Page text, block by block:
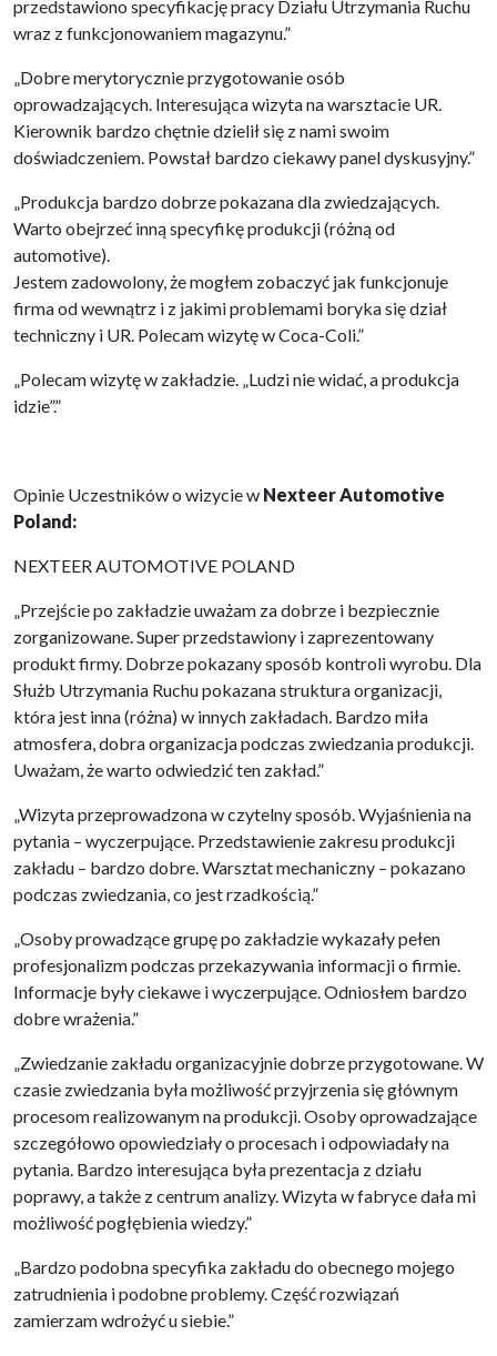
przedstawiono specyfikację pracy Działu Utrzymania Ruchu
wraz z funkcjonowaniem magazynu.”
„Dobre merytorycznie przygotowanie osób
oprowadzających. Interesująca wizyta na warsztacie UR.
Kierownik bardzo chętnie dzielił się z nami swoim
doświadczeniem. Powstał bardzo ciekawy panel dyskusyjny.”
„Produkcja bardzo dobrze pokazana dla zwiedzających.
Warto obejrzeć inną specyfikę produkcji (różną od
automotive).
Jestem zadowolony, że mogłem zobaczyć jak funkcjonuje
firma od wewnątrz i z jakimi problemami boryka się dział
techniczny i UR. Polecam wizytę w Coca-Coli.”
„Polecam wizytę w zakładzie. „Ludzi nie widać, a produkcja
idzie”.”
Opinie Uczestników o wizycie w Nexteer Automotive
Poland:
NEXTEER AUTOMOTIVE POLAND
„Przejście po zakładzie uważam za dobrze i bezpiecznie
zorganizowane. Super przedstawiony i zaprezentowany
produkt firmy. Dobrze pokazany sposób kontroli wyrobu. Dla
Służb Utrzymania Ruchu pokazana struktura organizacji,
która jest inna (różna) w innych zakładach. Bardzo miła
atmosfera, dobra organizacja podczas zwiedzania produkcji.
Uważam, że warto odwiedzić ten zakład.”
„Wizyta przeprowadzona w czytelny sposób. Wyjaśnienia na
pytania – wyczerpujące. Przedstawienie zakresu produkcji
zakładu – bardzo dobre. Warsztat mechaniczny – pokazano
podczas zwiedzania, co jest rzadkością.”
„Osoby prowadzące grupę po zakładzie wykazały pełen
profesjonalizm podczas przekazywania informacji o firmie.
Informacje były ciekawe i wyczerpujące. Odniosłem bardzo
dobre wrażenia.”
„Zwiedzanie zakładu organizacyjnie dobrze przygotowane. W
czasie zwiedzania była możliwość przyjrzenia się głównym
procesom realizowanym na produkcji. Osoby oprowadzające
szczegółowo opowiedziały o procesach i odpowiadały na
pytania. Bardzo interesująca była prezentacja z działu
poprawy, a także z centrum analizy. Wizyta w fabryce dała mi
możliwość pogłębienia wiedzy.”
„Bardzo podobna specyfika zakładu do obecnego mojego
zatrudnienia i podobne problemy. Część rozwiązań
zamierzam wdrożyć u siebie.”